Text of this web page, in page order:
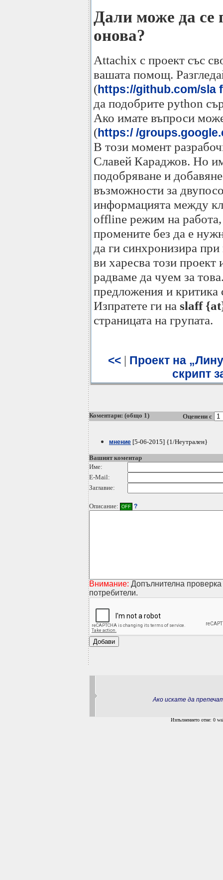
Дали може да се
онова?
Attachix с проект със
вашата помощ.
(https://github.com/sla
да подобрите python
Ако имате въпроси
(https:/ /
В този момент
Славей Караджов. Но
подобряване и
възможности за
информацията между
offline режим на работа,
промените без да е
да ги синхронизира
ви харесва този проект
радваме да чуем за
предложения и критика
Изпратете ги на slaff
страницата на групата.
<< | Проект на
скрипт
Коментари: (общо 1) Оценени с
мнение [5-06-2015] {1/Неутрален}
Вашият коментар
Име:
E-Mail:
Заглавие:
Описание: OFF ?
Внимание: Допълнителна
потребители.
Ако искате да
Изпълнението отне: 0